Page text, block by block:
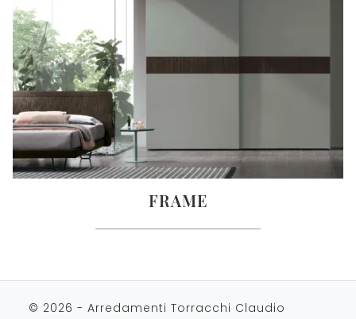
FRAME
© 2026 - Arredamenti Torracchi Claudio